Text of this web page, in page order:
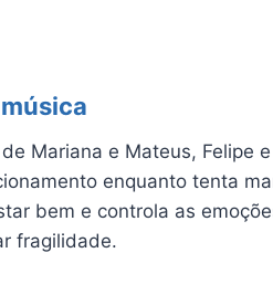
de Mariana e Mateus,
enquanto tenta
bem e controla as
fragilidade.